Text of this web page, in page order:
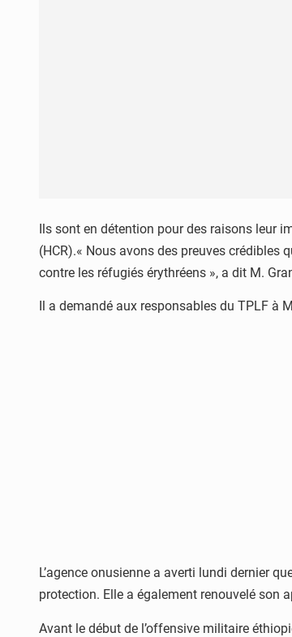
Ils sont en détention pour des raisons leur
(HCR).« Nous avons des preuves crédibles
contre les réfugiés érythréens », a dit M.
Il a demandé aux responsables du TPLF à
L’agence onusienne a averti lundi dernier
protection. Elle a également renouvelé son
Avant le début de l’offensive militaire